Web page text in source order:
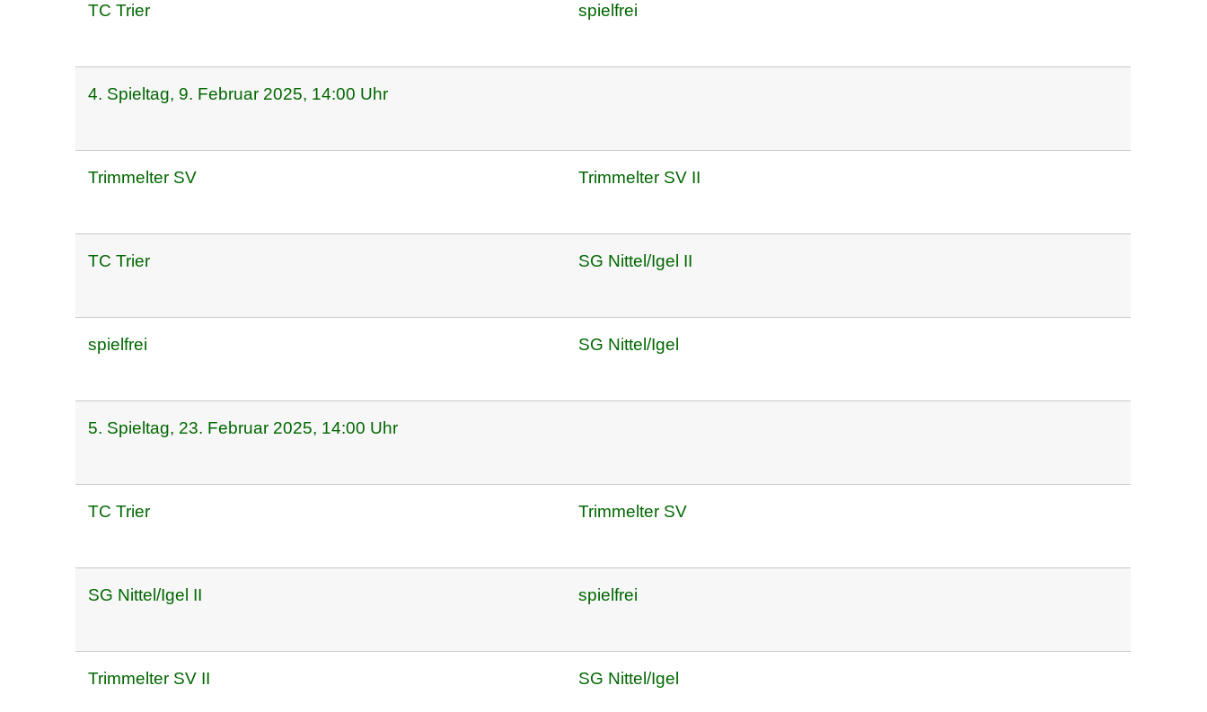
TC Trier spielfrei
4. Spieltag, 9. Februar 2025, 14:00 Uhr
Trimmelter SV Trimmelter SV II
TC Trier SG Nittel/Igel II
spielfrei SG Nittel/Igel
5. Spieltag, 23. Februar 2025, 14:00 Uhr
TC Trier Trimmelter SV
SG Nittel/Igel II spielfrei
Trimmelter SV II SG Nittel/Igel